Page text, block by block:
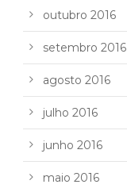
outubro 2016
setembro 2016
agosto 2016
julho 2016
junho 2016
maio 2016